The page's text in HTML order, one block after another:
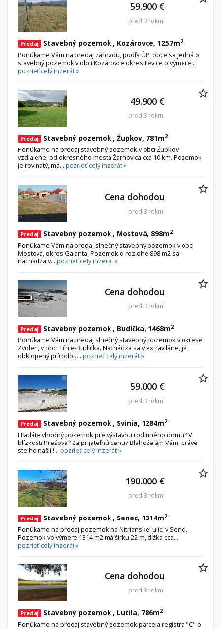
Predaj Stavebný pozemok , Kozárovce, 1257m2
Ponúkame Vám na predaj záhradu, podľa ÚPI obce sa jedná o
stavebný pozemok v obci Kozárovce okres Levice o výmere...
pozrieť celý inzerát »
59.900 €
pred 3 rokmi
Predaj Stavebný pozemok , Župkov, 781m2
Ponúkame na predaj stavebný pozemok v obci Župkov
vzdialenej od okresného mesta Žarnovica cca 10 km. Pozemok
je rovinatý, má... pozrieť celý inzerát »
49.900 €
pred 3 rokmi
Predaj Stavebný pozemok , Mostová, 898m2
Ponúkame Vám na predaj slnečný stavebný pozemok v obci
Mostová, okres Galanta. Pozemok o rozlohe 898 m2 sa
nachádza v... pozrieť celý inzerát »
Cena dohodou
pred 3 rokmi
Predaj Stavebný pozemok , Budička, 1468m2
Ponúkame Vám na predaj slnečný stavebný pozemok v okrese
Zvolen, v obci Tŕnie-Budička. Nachádza sa v extraviláne, je
obklopený prírodou... pozrieť celý inzerát »
Cena dohodou
pred 3 rokmi
Predaj Stavebný pozemok , Svinia, 1284m2
Hľadáte vhodný pozemok pre výstavbu rodinného domu? V
blízkosti Prešova? Za prijateľnú cenu? Blahoželám Vám, práve
ste ho našli !... pozrieť celý inzerát »
59.000 €
pred 3 rokmi
Predaj Stavebný pozemok , Senec, 1314m2
Ponúkame na predaj pozemok na Nitrianskej ulici v Senci.
Pozemok vo výmere 1314 m2 má šírku 22 m, dĺžka cca...
pozrieť celý inzerát »
190.000 €
pred 3 rokmi
Predaj Stavebný pozemok , Lutila, 786m2
Ponúkame na predaj stavebný pozemok parcela registra "C" o
Cena dohodou
pred 3 rokmi